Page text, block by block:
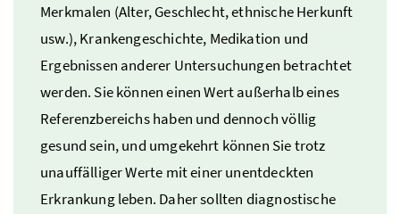
Merkmalen (Alter, Geschlecht, ethnische Herkunft
usw.), Krankengeschichte, Medikation und
Ergebnissen anderer Untersuchungen betrachtet
werden. Sie können einen Wert außerhalb eines
Referenzbereichs haben und dennoch völlig
gesund sein, und umgekehrt können Sie trotz
unauffälliger Werte mit einer unentdeckten
Erkrankung leben. Daher sollten diagnostische